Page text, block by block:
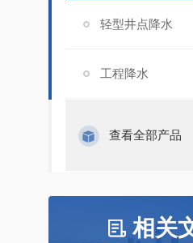
轻型井点降水
工程降水
查看全部产品
相关